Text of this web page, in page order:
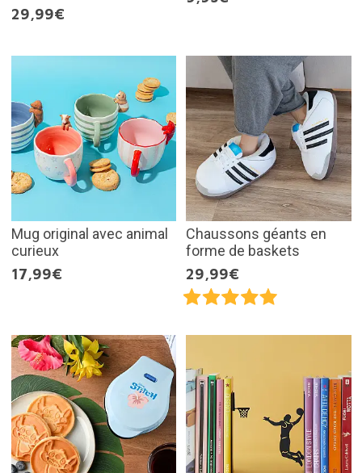
29,99€
Mug original avec animal
curieux
17,99€
Chaussons géants en
forme de baskets
29,99€